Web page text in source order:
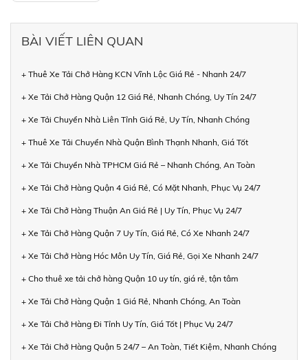
BÀI VIẾT LIÊN QUAN
+ Thuê Xe Tải Chở Hàng KCN Vĩnh Lộc Giá Rẻ - Nhanh 24/7
+ Xe Tải Chở Hàng Quận 12 Giá Rẻ, Nhanh Chóng, Uy Tín 24/7
+ Xe Tải Chuyển Nhà Liên Tỉnh Giá Rẻ, Uy Tín, Nhanh Chóng
+ Thuê Xe Tải Chuyển Nhà Quận Bình Thạnh Nhanh, Giá Tốt
+ Xe Tải Chuyển Nhà TPHCM Giá Rẻ – Nhanh Chóng, An Toàn
+ Xe Tải Chở Hàng Quận 4 Giá Rẻ, Có Mặt Nhanh, Phục Vụ 24/7
+ Xe Tải Chở Hàng Thuận An Giá Rẻ | Uy Tín, Phục Vụ 24/7
+ Xe Tải Chở Hàng Quận 7 Uy Tín, Giá Rẻ, Có Xe Nhanh 24/7
+ Xe Tải Chở Hàng Hóc Môn Uy Tín, Giá Rẻ, Gọi Xe Nhanh 24/7
+ Cho thuê xe tải chở hàng Quận 10 uy tín, giá rẻ, tận tâm
+ Xe Tải Chở Hàng Quận 1 Giá Rẻ, Nhanh Chóng, An Toàn
+ Xe Tải Chở Hàng Đi Tỉnh Uy Tín, Giá Tốt | Phục Vụ 24/7
+ Xe Tải Chở Hàng Quận 5 24/7 – An Toàn, Tiết Kiệm, Nhanh Chóng